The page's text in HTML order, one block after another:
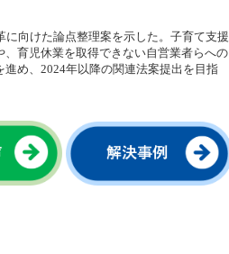
向けた論点整理案を示した。子育て支援
育児休業を取得できない自営業者らへの
め、2024年以降の関連法案提出を目指